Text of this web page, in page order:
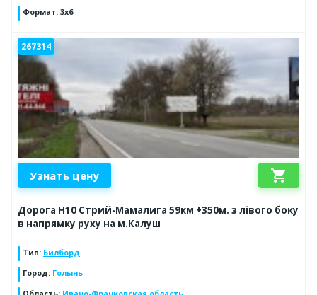
Формат: 3x6
267314
Узнать цену shopping_cart
Дорога Н10 Стрий-Мамалига 59км +350м. з лівого боку
в напрямку руху на м.Калуш
Тип: Билборд
Город: Голынь